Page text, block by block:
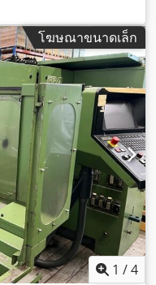
โฆษณาขนาดเล็ก
1 /4